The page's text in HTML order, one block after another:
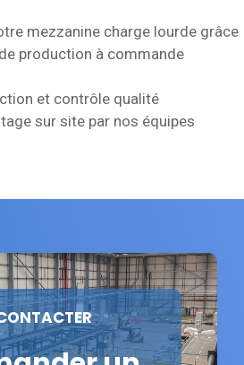
mezzanine charge lourde grâce
production à commande
et contrôle qualité
sur site par nos équipes